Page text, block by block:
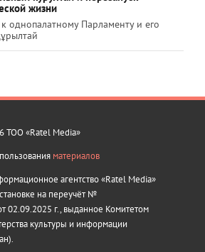
жизни
однопалатному Парламенту и его
ТОО «Ratel Media»
материалов
агентство «Ratel Media»
на переучёт №
02.09.2025 г., выданное Комитетом
культуры и информации